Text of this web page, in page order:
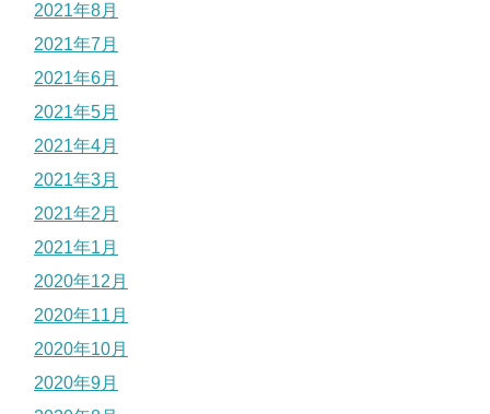
2021年8月
2021年7月
2021年6月
2021年5月
2021年4月
2021年3月
2021年2月
2021年1月
2020年12月
2020年11月
2020年10月
2020年9月